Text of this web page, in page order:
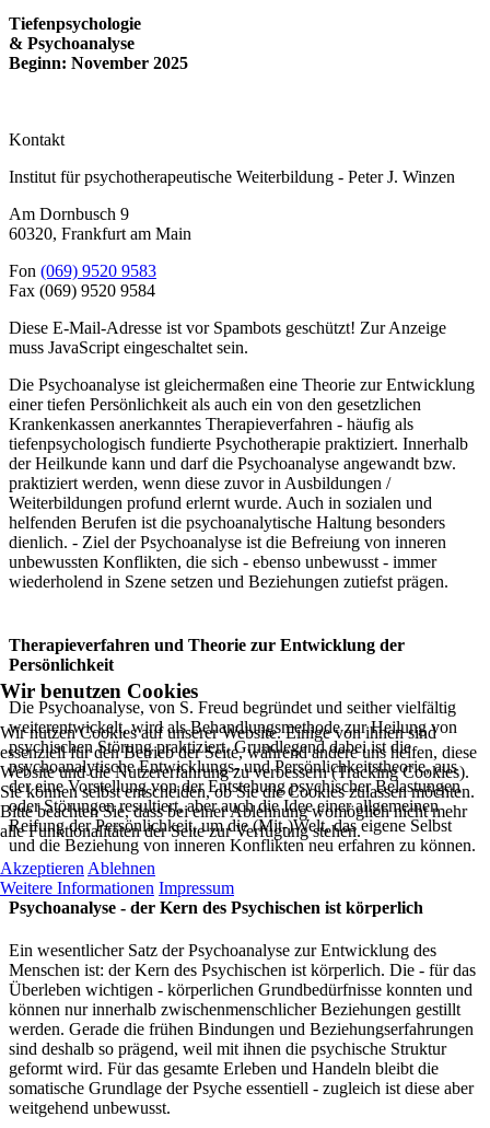
Tiefenpsychologie
& Psychoanalyse
Beginn: November 2025
Kontakt
Institut für psychotherapeutische Weiterbildung - Peter J. Winzen
Am Dornbusch 9
60320, Frankfurt am Main
Fon (069) 9520 9583
Fax (069) 9520 9584
Diese E-Mail-Adresse ist vor Spambots geschützt! Zur Anzeige
muss JavaScript eingeschaltet sein.
Die Psychoanalyse ist gleichermaßen eine Theorie zur Entwicklung
einer tiefen Persönlichkeit als auch ein von den gesetzlichen
Krankenkassen anerkanntes Therapieverfahren - häufig als
tiefenpsychologisch fundierte Psychotherapie praktiziert. Innerhalb
der Heilkunde kann und darf die Psychoanalyse angewandt bzw.
praktiziert werden, wenn diese zuvor in Ausbildungen /
Weiterbildungen profund erlernt wurde. Auch in sozialen und
helfenden Berufen ist die psychoanalytische Haltung besonders
dienlich. - Ziel der Psychoanalyse ist die Befreiung von inneren
unbewussten Konflikten, die sich - ebenso unbewusst - immer
wiederholend in Szene setzen und Beziehungen zutiefst prägen.
Therapieverfahren und Theorie zur Entwicklung der
Persönlichkeit
Die Psychoanalyse, von S. Freud begründet und seither vielfältig
weiterentwickelt, wird als Behandlungsmethode zur Heilung von
psychischen Störung praktiziert. Grundlegend dabei ist die
psychoanalytische Entwicklungs- und Persönlichkeitstheorie, aus
der eine Vorstellung von der Entstehung psychischer Belastungen
oder Störungen resultiert, aber auch die Idee einer allgemeinen
Reifung der Persönlichkeit, um die (Mit-)Welt, das eigene Selbst
und die Beziehung von inneren Konflikten neu erfahren zu können.
Psychoanalyse - der Kern des Psychischen ist körperlich
Ein wesentlicher Satz der Psychoanalyse zur Entwicklung des
Menschen ist: der Kern des Psychischen ist körperlich. Die - für das
Überleben wichtigen - körperlichen Grundbedürfnisse konnten und
können nur innerhalb zwischenmenschlicher Beziehungen gestillt
werden. Gerade die frühen Bindungen und Beziehungserfahrungen
sind deshalb so prägend, weil mit ihnen die psychische Struktur
geformt wird. Für das gesamte Erleben und Handeln bleibt die
somatische Grundlage der Psyche essentiell - zugleich ist diese aber
weitgehend unbewusst.
Wir benutzen Cookies
Wir nutzen Cookies auf unserer Website. Einige von ihnen sind
essenziell für den Betrieb der Seite, während andere uns helfen, diese
Website und die Nutzererfahrung zu verbessern (Tracking Cookies).
Sie können selbst entscheiden, ob Sie die Cookies zulassen möchten.
Bitte beachten Sie, dass bei einer Ablehnung womöglich nicht mehr
alle Funktionalitäten der Seite zur Verfügung stehen.
Akzeptieren Ablehnen
Weitere Informationen Impressum